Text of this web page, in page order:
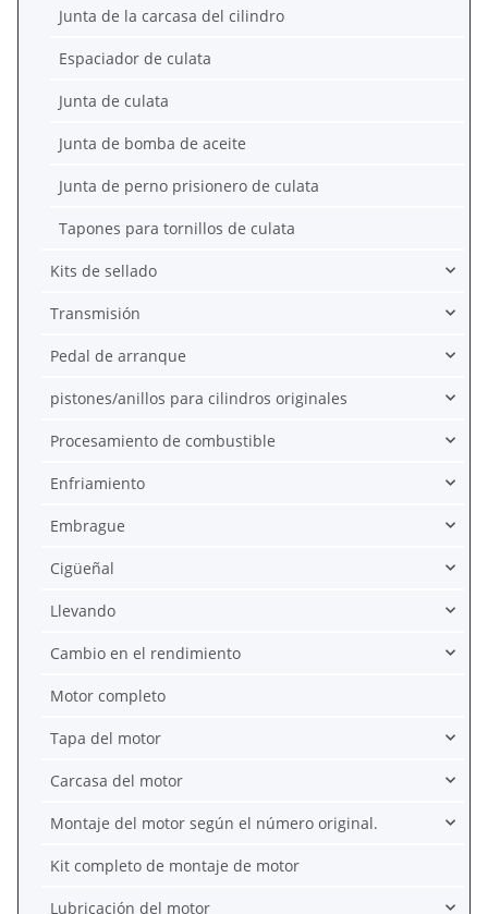
Junta de la carcasa del cilindro
Espaciador de culata
Junta de culata
Junta de bomba de aceite
Junta de perno prisionero de culata
Tapones para tornillos de culata
Kits de sellado
Transmisión
Pedal de arranque
pistones/anillos para cilindros originales
Procesamiento de combustible
Enfriamiento
Embrague
Cigüeñal
Llevando
Cambio en el rendimiento
Motor completo
Tapa del motor
Carcasa del motor
Montaje del motor según el número original.
Kit completo de montaje de motor
Lubricación del motor